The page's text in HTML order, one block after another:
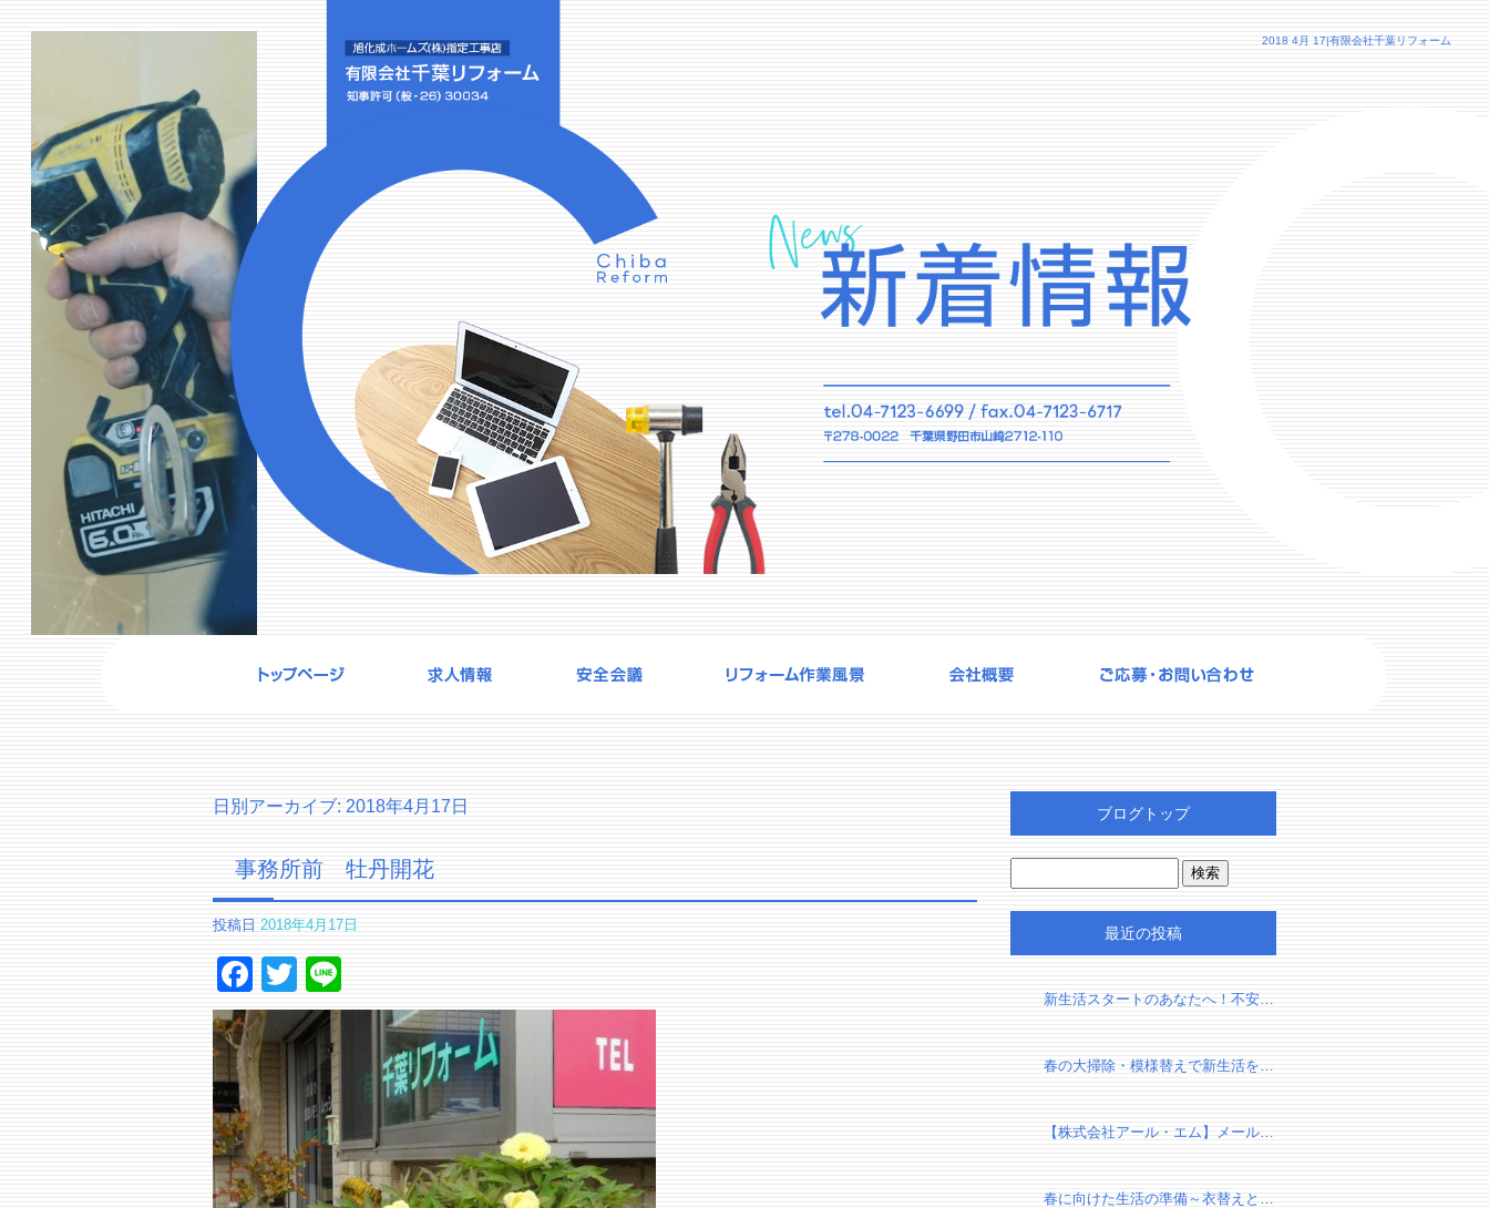
2018 4月 17|有限会社千葉リフォーム
日別アーカイブ: 2018年4月17日
事務所前 牡丹開花
投稿日 2018年4月17日
Facebook
Twitter
ブログトップ
最近の投稿
新生活スタートのあなたへ！不安を自信に変える、新しい環境での過ごし方
春の大掃除・模様替えで新生活を気持ちよくスタートしよう！
【株式会社アール・エム】メール設定確認のお願い（有限会社千葉リフォーム様）
春に向けた生活の準備～衣替えと断捨離で心身をリセット～